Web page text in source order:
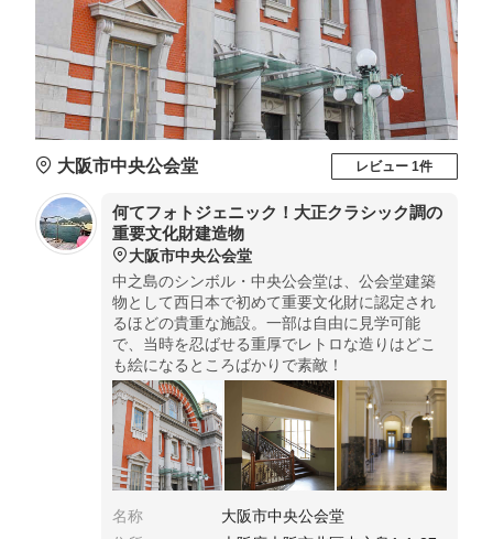
大阪市中央公会堂 レビュー 1件
何てフォトジェニック！大正クラシック調の
重要文化財建造物
大阪市中央公会堂
中之島のシンボル・中央公会堂は、公会堂建築
物として西日本で初めて重要文化財に認定され
るほどの貴重な施設。一部は自由に見学可能
で、当時を忍ばせる重厚でレトロな造りはどこ
も絵になるところばかりで素敵！
名称
大阪市中央公会堂